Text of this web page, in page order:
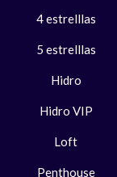
4 estrelllas
5 estrelllas
Hidro
Hidro VIP
Loft
Penthouse